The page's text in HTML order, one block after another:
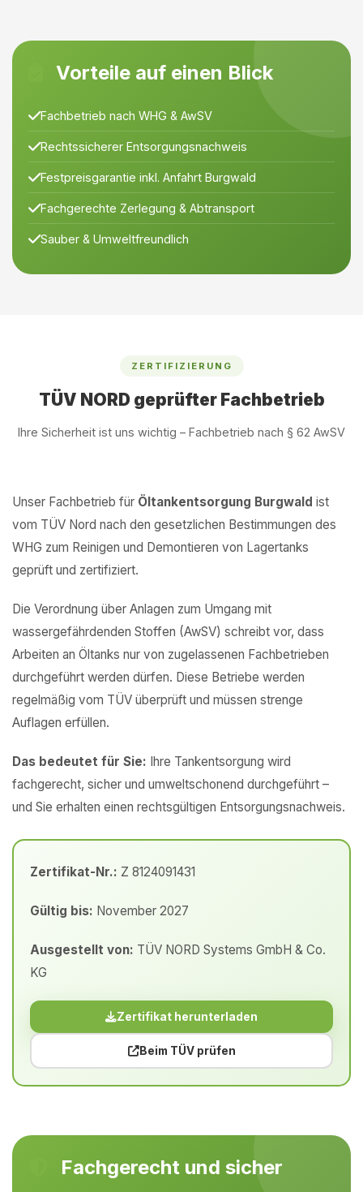
Vorteile auf einen Blick
Fachbetrieb nach WHG & AwSV
Rechtssicherer Entsorgungsnachweis
Festpreisgarantie inkl. Anfahrt Burgwald
Fachgerechte Zerlegung & Abtransport
Sauber & Umweltfreundlich
ZERTIFIZIERUNG
TÜV NORD geprüfter Fachbetrieb
Ihre Sicherheit ist uns wichtig – Fachbetrieb nach § 62 AwSV
Unser Fachbetrieb für Öltankentsorgung Burgwald ist
vom TÜV Nord nach den gesetzlichen Bestimmungen des
WHG zum Reinigen und Demontieren von Lagertanks
geprüft und zertifiziert.
Die Verordnung über Anlagen zum Umgang mit
wassergefährdenden Stoffen (AwSV) schreibt vor, dass
Arbeiten an Öltanks nur von zugelassenen Fachbetrieben
durchgeführt werden dürfen. Diese Betriebe werden
regelmäßig vom TÜV überprüft und müssen strenge
Auflagen erfüllen.
Das bedeutet für Sie: Ihre Tankentsorgung wird
fachgerecht, sicher und umweltschonend durchgeführt –
und Sie erhalten einen rechtsgültigen Entsorgungsnachweis.
Zertifikat-Nr.: Z 8124091431
Gültig bis: November 2027
Ausgestellt von: TÜV NORD Systems GmbH & Co.
KG
Zertifikat herunterladen
Beim TÜV prüfen
Fachgerecht und sicher